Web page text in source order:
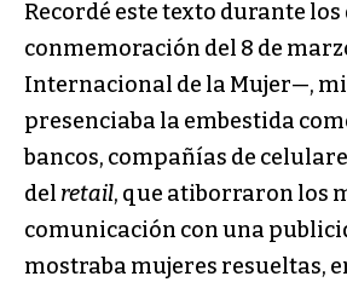
Recordé este texto durante
conmemoración del 8 de
Internacional de la Mujer—,
presenciaba la embestida
bancos, compañías de
del retail, que atiborraron los
comunicación con una
mostraba mujeres resueltas,